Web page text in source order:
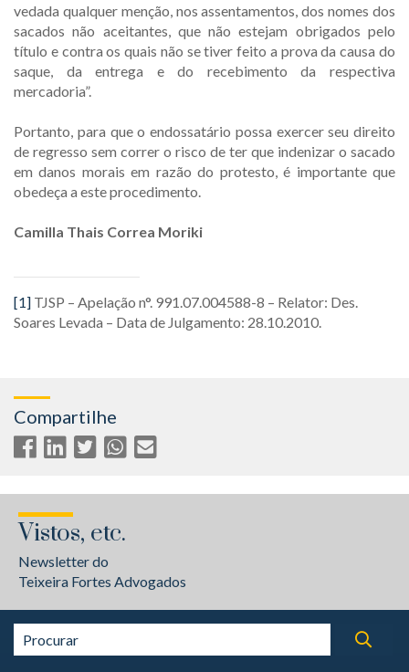
vedada qualquer menção, nos assentamentos, dos nomes dos
sacados não aceitantes, que não estejam obrigados pelo
título e contra os quais não se tiver feito a prova da causa do
saque, da entrega e do recebimento da respectiva
mercadoria”.
Portanto, para que o endossatário possa exercer seu direito
de regresso sem correr o risco de ter que indenizar o sacado
em danos morais em razão do protesto, é importante que
obedeça a este procedimento.
Camilla Thais Correa Moriki
[1] TJSP – Apelação n°. 991.07.004588-8 – Relator: Des.
Soares Levada – Data de Julgamento: 28.10.2010.
Compartilhe
Vistos, etc.
Newsletter do
Teixeira Fortes Advogados